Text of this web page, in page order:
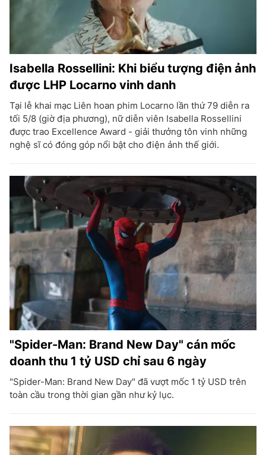
Isabella Rossellini: Khi biểu tượng điện ảnh
được LHP Locarno vinh danh
Tại lễ khai mạc Liên hoan phim Locarno lần thứ 79 diễn ra
tối 5/8 (giờ địa phương), nữ diễn viên Isabella Rossellini
được trao Excellence Award - giải thưởng tôn vinh những
nghệ sĩ có đóng góp nổi bật cho điện ảnh thế giới.
"Spider-Man: Brand New Day" cán mốc
doanh thu 1 tỷ USD chỉ sau 6 ngày
"Spider-Man: Brand New Day" đã vượt mốc 1 tỷ USD trên
toàn cầu trong thời gian gần như kỷ lục.